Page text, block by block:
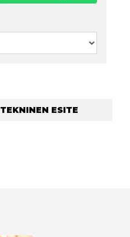
TEKNINEN ESITE